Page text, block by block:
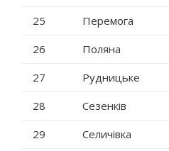
25
Перемога
26
Поляна
27
Рудницьке
28
Сезенків
29
Селичівка